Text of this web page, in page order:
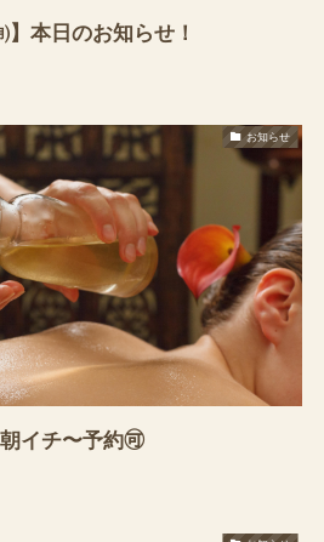
】本日のお知らせ！
お知らせ
イチ〜予約🉑